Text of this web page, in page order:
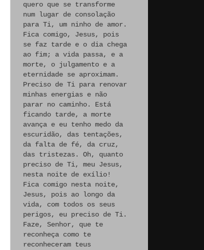
quero que se transforme
num lugar de consolação
para Ti, um ninho de amor.
Fica comigo, Jesus, pois
se faz tarde e o dia chega
ao fim; a vida passa, e a
morte, o julgamento e a
eternidade se aproximam.
Preciso de Ti para renovar
minhas energias e não
parar no caminho. Está
ficando tarde, a morte
avança e eu tenho medo da
escuridão, das tentações,
da falta de fé, da cruz,
das tristezas. Oh, quanto
preciso de Ti, meu Jesus,
nesta noite de exílio!
Fica comigo nesta noite,
Jesus, pois ao longo da
vida, com todos os seus
perigos, eu preciso de Ti.
Faze, Senhor, que te
reconheça como te
reconheceram teus